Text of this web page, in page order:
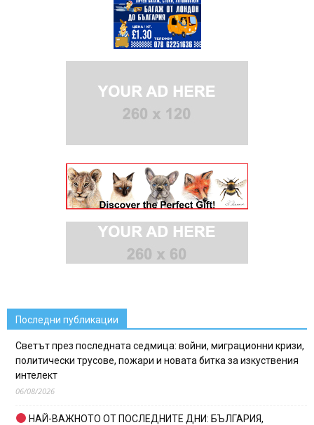
Последни публикации
Светът през последната седмица: войни, миграционни кризи,
политически трусове, пожари и новата битка за изкуствения
интелект
06/08/2026
НАЙ-ВАЖНОТО ОТ ПОСЛЕДНИТЕ ДНИ: БЪЛГАРИЯ,